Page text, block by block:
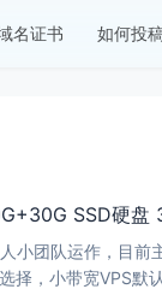
名证书 如何投
SSD硬
小团队运作，目
择，小带宽VPS